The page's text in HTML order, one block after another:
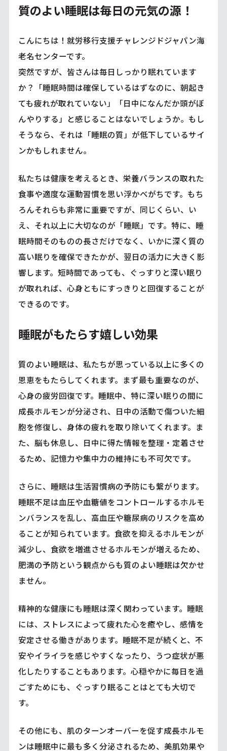
質のよい睡眠は毎日の元気の源！
こんにちは！就労移行支援チャレンジドジャパン海
老名センターです。
突然ですが、皆さんは毎日しっかり眠れています
か？「睡眠時間は確保しているはずなのに、朝起き
ても疲れが取れていない」「日中になんだか頭がぼ
んやりする」と感じることはないでしょうか。もし
そうなら、それは「睡眠の質」が低下しているサイ
ンかもしれません。
私たちは健康を考えるとき、栄養バランスの取れた
食事や適度な運動習慣を思い浮かべがちです。もち
ろんそれらも非常に重要ですが、同じくらい、い
え、それ以上に大切なのが「睡眠」です。特に、睡
眠時間そのものの長さだけでなく、いかに深く質の
高い眠りを確保できたかが、翌日の活力に大きく影
響します。短時間であっても、ぐっすりと深い眠り
が取れれば、心身ともにすっきりと回復することが
できるのです。
睡眠がもたらす嬉しい効果
質のよい睡眠は、私たちが思っている以上に多くの
恩恵をもたらしてくれます。まず最も重要なのが、
心身の疲労回復です。睡眠中、特に深い眠りの間に
成長ホルモンが分泌され、日中の活動で傷ついた細
胞を修復し、身体の疲れを取り除いてくれます。ま
た、脳も休息し、日中に得た情報を整理・定着させ
るため、記憶力や集中力の維持にも不可欠です。
さらに、睡眠は生活習慣病の予防にも繋がります。
睡眠不足は血圧や血糖値をコントロールするホルモ
ンバランスを乱し、高血圧や糖尿病のリスクを高め
ることが知られています。食欲を抑えるホルモンが
減少し、食欲を増進させるホルモンが増えるため、
肥満の予防という観点からも質のよい睡眠は欠かせ
ません。
精神的な健康にも睡眠は深く関わっています。睡眠
には、ストレスによって疲れた心を癒やし、感情を
安定させる働きがあります。睡眠不足が続くと、不
安やイライラを感じやすくなったり、うつ症状が悪
化したりすることもあります。心穏やかに毎日を過
ごすためにも、ぐっすり眠ることはとても大切で
す。
その他にも、肌のターンオーバーを促す成長ホルモ
ンは睡眠中に最も多く分泌されるため、美肌効果や